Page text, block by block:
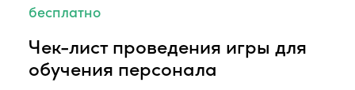
Чек-лист проведения игры для
обучения персонала
бесплатно